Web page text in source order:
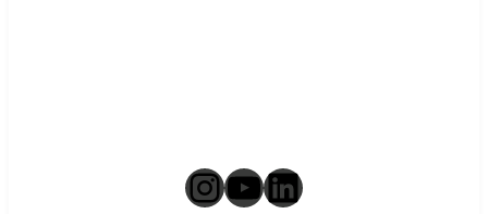
Instagram
YouTube
LinkedIn